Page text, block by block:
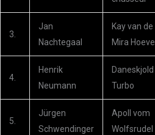
3.
Jan
Nachtegaal
Kay van de
Mira Hoeve
4.
Henrik
Neumann
Daneskjold
Turbo
5.
Jürgen
Schwendinger
Apoll vom
Wolfsrudel